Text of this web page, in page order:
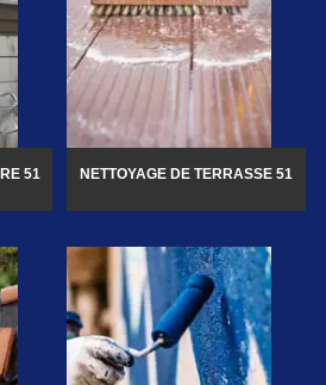
51 NETTOYAGE DE TERRASSE 51